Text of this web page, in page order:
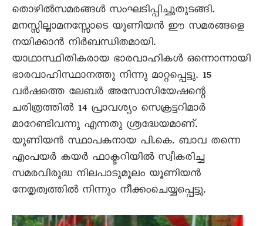
തൊഴിൽസമരങ്ങൾ സംഘടിപ്പിച്ചുതുടങ്ങി.
മനസ്സില്ലാമനസ്സോടെ യൂണിയൻ ഈ സമരങ്ങളെ
നയിക്കാൻ നിർബന്ധിതമായി.
യാഥാസ്ഥിതികരായ ഭാരവാഹികൾ ഒന്നൊന്നായി
ഭാരവാഹിസ്ഥാനത്തു നിന്നു മാറ്റപ്പെട്ടു. 15
വർഷത്തെ ലേബർ അസോസിയേഷന്റെ
ചരിത്രത്തിൽ 14 പ്രാവശ്യം സെക്രട്ടറിമാർ
മാറേണ്ടിവന്നു എന്നതു ശ്രദ്ധേയമാണ്.
യൂണിയൻ സ്ഥാപകനായ പി.കെ. ബാവ തന്നെ
എംപയർ കയർ ഫാക്ടറിയിൽ സ്വീകരിച്ച
സമരവിരുദ്ധ നിലപാടുമൂലം യൂണിയൻ
നേതൃത്വത്തിൽ നിന്നും നീക്കംചെയ്യപ്പെട്ടു.